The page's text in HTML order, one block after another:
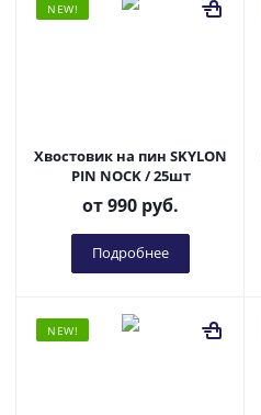
NEW!
Хвостовик на пин SKYLON
PIN NOCK / 25шт
от990 руб.
Подробнее
NEW!